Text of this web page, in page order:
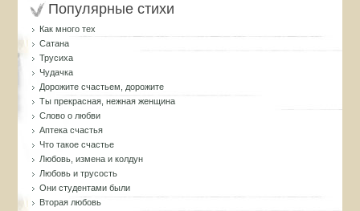
Популярные стихи
Как много тех
Сатана
Трусиха
Чудачка
Дорожите счастьем, дорожите
Ты прекрасная, нежная женщина
Слово о любви
Аптека счастья
Что такое счастье
Любовь, измена и колдун
Любовь и трусость
Они студентами были
Вторая любовь